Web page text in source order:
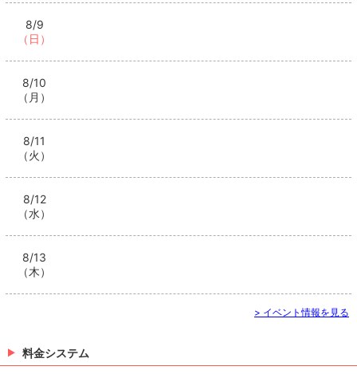
8/9
（日）
8/10
（月）
8/11
（火）
8/12
（水）
8/13
（木）
> イベント情報を見る
料金システム